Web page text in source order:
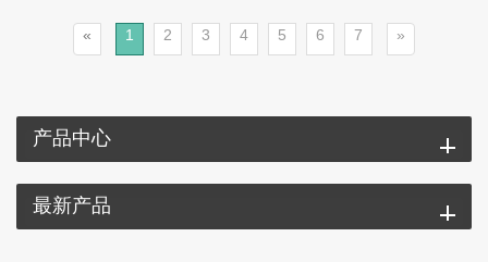
« 1 2 3 4 5 6 7 »
产品中心
最新产品